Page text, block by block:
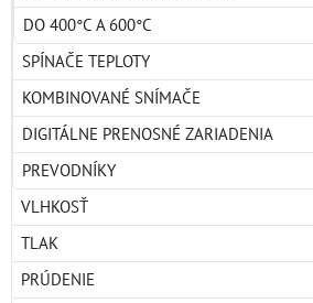
DO 400°C A 600°C
SPÍNAČE TEPLOTY
KOMBINOVANÉ SNÍMAČE
DIGITÁLNE PRENOSNÉ ZARIADENIA
PREVODNÍKY
VLHKOSŤ
TLAK
PRÚDENIE